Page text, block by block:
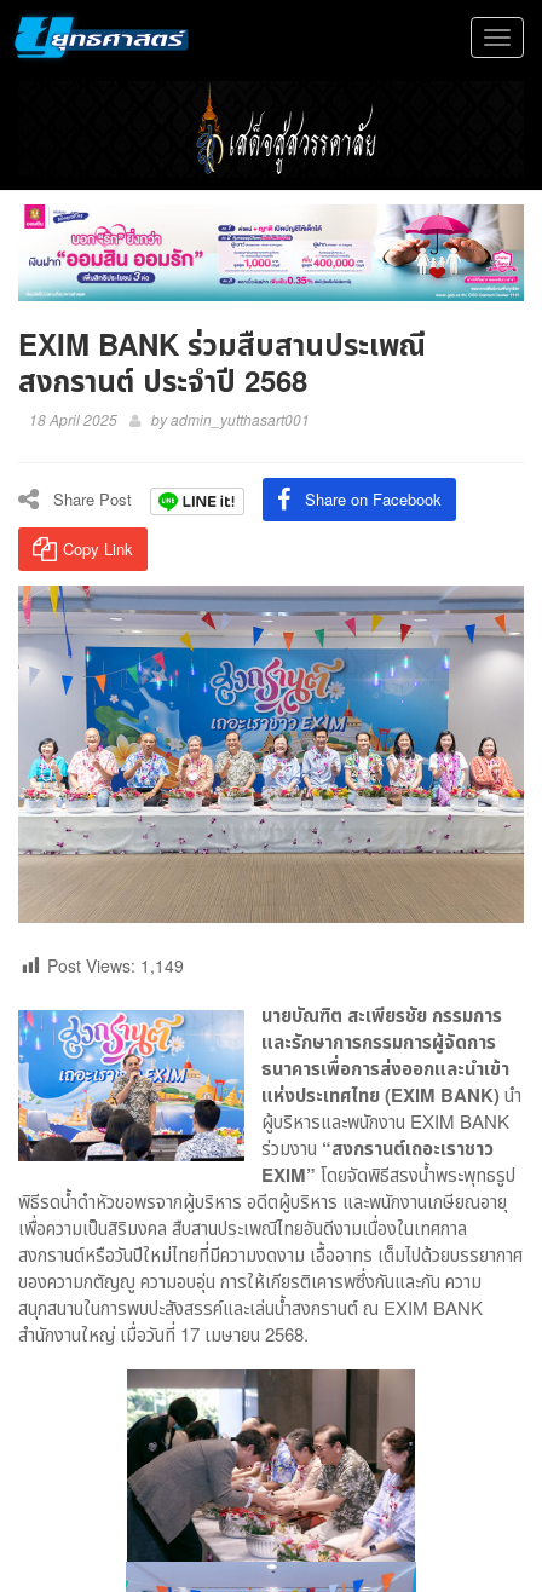
Toggle
EXIM BANK ร่วมสืบสานประเพณี
สงกรานต์ ประจำปี 2568
18 April 2025 byadmin_yutthasart001
Share Post Share on Facebook
Copy Link
Post Views: 1,149
นายบัณฑิต สะเพียรชัย กรรมการ
และรักษาการกรรมการผู้จัดการ
ธนาคารเพื่อการส่งออกและนำเข้า
แห่งประเทศไทย (EXIM BANK)นำ
ผู้บริหารและพนักงาน EXIM BANK
ร่วมงาน “สงกรานต์เถอะเราชาว
EXIM” โดยจัดพิธีสรงน้ำพระพุทธรูป
พิธีรดน้ำดำหัวขอพรจากผู้บริหาร อดีตผู้บริหาร และพนักงานเกษียณอายุ
เพื่อความเป็นสิริมงคล สืบสานประเพณีไทยอันดีงามเนื่องในเทศกาล
สงกรานต์หรือวันปีใหม่ไทยที่มีความงดงาม เอื้ออาทร เต็มไปด้วยบรรยากาศ
ของความกตัญญู ความอบอุ่น การให้เกียรติเคารพซึ่งกันและกัน ความ
สนุกสนานในการพบปะสังสรรค์และเล่นน้ำสงกรานต์ ณ EXIM BANK
สำนักงานใหญ่ เมื่อวันที่ 17 เมษายน 2568.